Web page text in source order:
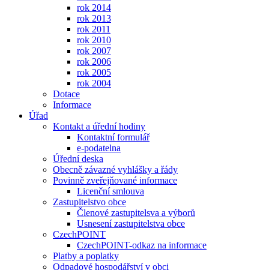
rok 2014
rok 2013
rok 2011
rok 2010
rok 2007
rok 2006
rok 2005
rok 2004
Dotace
Informace
Úřad
Kontakt a úřední hodiny
Kontaktní formulář
e-podatelna
Úřední deska
Obecně závazné vyhlášky a řády
Povinně zveřejňované informace
Licenční smlouva
Zastupitelstvo obce
Členové zastupitelsva a výborů
Usnesení zastupitelstva obce
CzechPOINT
CzechPOINT-odkaz na informace
Platby a poplatky
Odpadové hospodářství v obci